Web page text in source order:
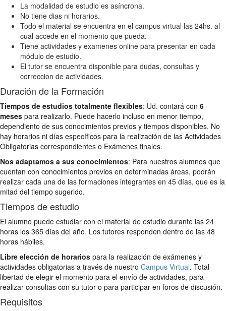
La modalidad de estudio es asíncrona.
No tiene dias ni horarios.
Todo el material se encuentra en el campus virtual las 24hs. al
cual accede en el momento que pueda.
Tiene actividades y examenes online para presentar en cada
módulo de estudio.
El tutor se encuentra disponible para dudas, consultas y
correccion de actividades.
Duración de la Formación
Tiempos de estudios totalmente flexibles: Ud. contará con 6
meses para realizarlo. Puede hacerlo incluso en menor tiempo,
dependiento de sus conocimientos previos y tiempos disponibles. No
hay horarios ni días específicos para la realización de las Actividades
Obligatorias correspondientes o Exámenes finales.
Nos adaptamos a sus conocimientos: Para nuestros alumnos que
cuentan con conocimientos previos en determinadas áreas, podrán
realizar cada una de las formaciones integrantes en 45 días, que es la
mitad del tiempo sugerido.
Tiempos de estudio
El alumno puede estudiar con el material de estudio durante las 24
horas los 365 días del año. Los tutores responden dentro de las 48
horas hábiles.
Libre elección de horarios para la realización de exámenes y
actividades obligatorias a través de nuestro Campus Virtual. Total
libertad de elegir el momento para el envío de actividades, para
realizar consultas con su tutor o para participar en foros de discusión.
Requisitos